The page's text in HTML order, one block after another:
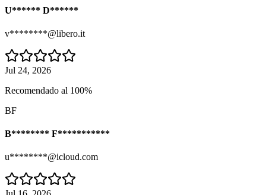
U****** D******
v********@libero.it
Jul 24, 2026
Recomendado al 100%
BF
B******** F***********
u********@icloud.com